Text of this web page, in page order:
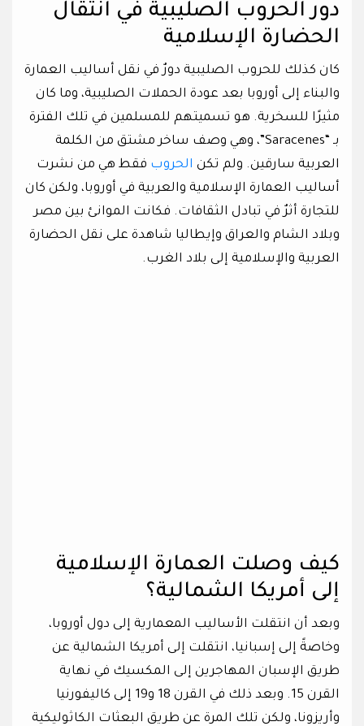
دور الحروب الصليبية في انتقال
الحضارة الإسلامية
كان كذلك للحروب الصليبية دورٌ في نقل أساليب العمارة
والبناء إلى أوروبا بعد عودة الحملات الصليبية، وما كان
مثيرًا للسخرية. هو تسميتهم للمسلمين في تلك الفترة
بـ “Saracenes”، وهي وصف ساخر مشتق من الكلمة
العربية سارقين. ولم تكن الحروب فقط هي من نشرت
أساليب العمارة الإسلامية والعربية في أوروبا، ولكن كان
للتجارة أثرٌ في تبادل الثقافات. فكانت الموانئ بين مصر
وبلاد الشام والعراق وإيطاليا شاهدة على نقل الحضارة
العربية والإسلامية إلى بلاد الغرب.
كيف وصلت العمارة الإسلامية
إلى أمريكا الشمالية؟
وبعد أن انتقلت الأساليب المعمارية إلى دول أوروبا،
وخاصةً إلى إسبانيا، انتقلت إلى أمريكا الشمالية عن
طريق الإسبان المهاجرين إلى المكسيك في نهاية
القرن 15. وبعد ذلك في القرن 18 و19 إلى كاليفورنيا
وأريزونا، ولكن تلك المرة عن طريق البعثات الكاثوليكية